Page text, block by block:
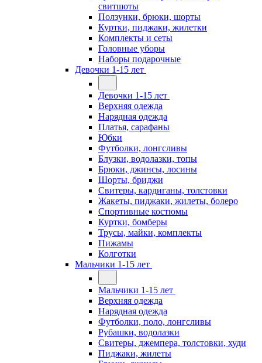
свитшоты
Ползунки, брюки, шорты
Куртки, пиджаки, жилетки
Комплекты и сеты
Головные уборы
Наборы подарочные
Девочки 1-15 лет
Девочки 1-15 лет
Верхняя одежда
Нарядная одежда
Платья, сарафаны
Юбки
Футболки, лонгсливы
Блузки, водолазки, топы
Брюки, джинсы, лосины
Шорты, бриджи
Свитеры, кардиганы, толстовки
Жакеты, пиджаки, жилеты, болеро
Спортивные костюмы
Куртки, бомберы
Трусы, майки, комплекты
Пижамы
Колготки
Мальчики 1-15 лет
Мальчики 1-15 лет
Верхняя одежда
Нарядная одежда
Футболки, поло, лонгсливы
Рубашки, водолазки
Свитеры, джемпера, толстовки, худи
Пиджаки, жилеты